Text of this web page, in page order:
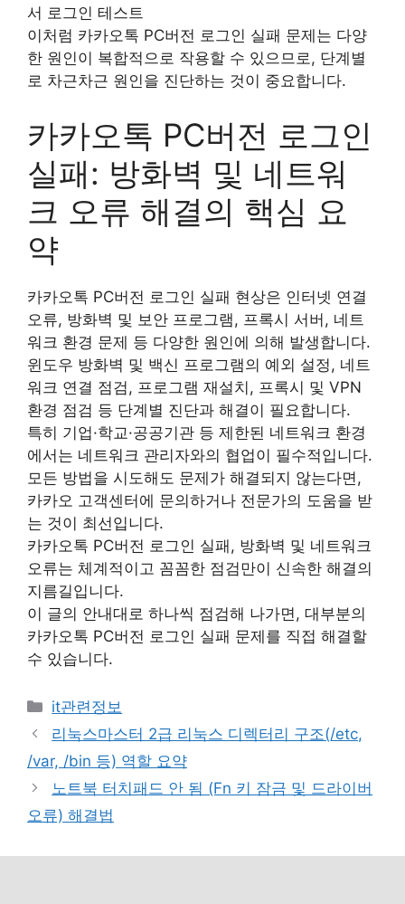
서 로그인 테스트
이처럼 카카오톡 PC버전 로그인 실패 문제는 다양
한 원인이 복합적으로 작용할 수 있으므로, 단계별
로 차근차근 원인을 진단하는 것이 중요합니다.
카카오톡 PC버전 로그인
실패: 방화벽 및 네트워
크 오류 해결의 핵심 요
약
카카오톡 PC버전 로그인 실패 현상은 인터넷 연결
오류, 방화벽 및 보안 프로그램, 프록시 서버, 네트
워크 환경 문제 등 다양한 원인에 의해 발생합니다.
윈도우 방화벽 및 백신 프로그램의 예외 설정, 네트
워크 연결 점검, 프로그램 재설치, 프록시 및 VPN
환경 점검 등 단계별 진단과 해결이 필요합니다.
특히 기업·학교·공공기관 등 제한된 네트워크 환경
에서는 네트워크 관리자와의 협업이 필수적입니다.
모든 방법을 시도해도 문제가 해결되지 않는다면,
카카오 고객센터에 문의하거나 전문가의 도움을 받
는 것이 최선입니다.
카카오톡 PC버전 로그인 실패, 방화벽 및 네트워크
오류는 체계적이고 꼼꼼한 점검만이 신속한 해결의
지름길입니다.
이 글의 안내대로 하나씩 점검해 나가면, 대부분의
카카오톡 PC버전 로그인 실패 문제를 직접 해결할
수 있습니다.
카
테
리
it관련정보
리눅스마스터 2급 리눅스 디렉터리 구조(/etc,
/var, /bin 등) 역할 요약
노트북 터치패드 안 됨 (Fn 키 잠금 및 드라이버
오류) 해결법